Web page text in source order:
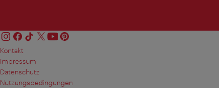
Kontakt
Impressum
Datenschutz
Nutzungsbedingungen